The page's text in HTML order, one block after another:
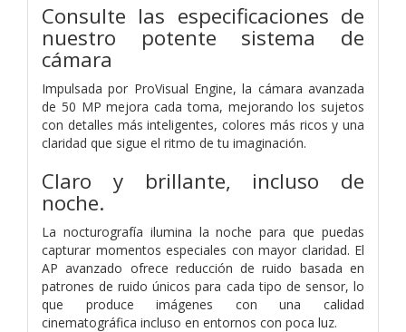
Consulte las especificaciones de
nuestro potente sistema de
cámara
Impulsada por ProVisual Engine, la cámara avanzada
de 50 MP mejora cada toma, mejorando los sujetos
con detalles más inteligentes, colores más ricos y una
claridad que sigue el ritmo de tu imaginación.
Claro y brillante, incluso de
noche.
La nocturografía ilumina la noche para que puedas
capturar momentos especiales con mayor claridad. El
AP avanzado ofrece reducción de ruido basada en
patrones de ruido únicos para cada tipo de sensor, lo
que produce imágenes con una calidad
cinematográfica incluso en entornos con poca luz.